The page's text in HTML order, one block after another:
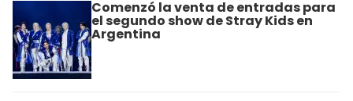
Comenzó la venta de entradas para
el segundo show de Stray Kids en
Argentina